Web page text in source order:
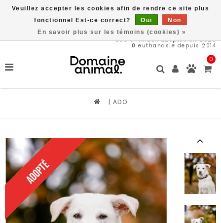
566animaux adoptés en 2026
0 euthanasie depuis 2014
0
| ADO
Veuillez accepter les cookies afin de rendre ce site plus
fonctionnel Est-ce correct?
Oui
Non
En savoir plus sur les témoins (cookies) »
Livraison gratuite à partir de 89$*